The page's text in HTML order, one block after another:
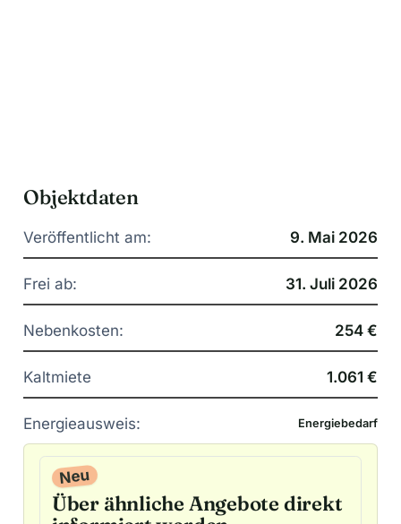
Objektdaten
Veröffentlicht am: 9. Mai 2026
Frei ab: 31. Juli 2026
Nebenkosten: 254 €
Kaltmiete 1.061 €
Energieausweis: Energiebedarf
Neu
Über ähnliche Angebote direkt